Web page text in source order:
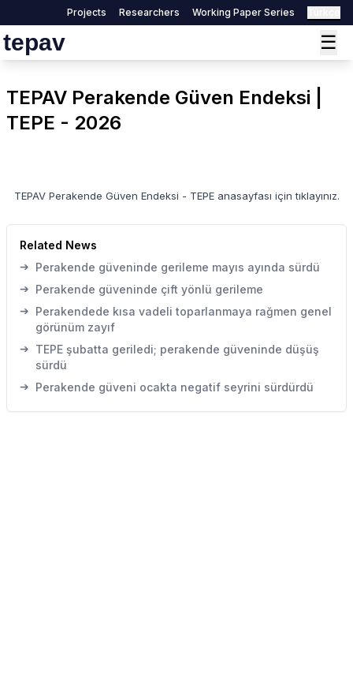
Projects Researchers Working Paper Series
tepav ☰
TEPAV Perakende Güven Endeksi |
TEPE - 2026
TEPAV Perakende Güven Endeksi - TEPE anasayfası içintıklayınız.
Related News
➔ Perakende güveninde gerileme mayıs ayında sürdü
➔ Perakende güveninde çift yönlü gerileme
➔ Perakendede kısa vadeli toparlanmaya rağmen genel
görünüm zayıf
➔ TEPE şubatta geriledi; perakende güveninde düşüş
sürdü
➔ Perakende güveni ocakta negatif seyrini sürdürdü